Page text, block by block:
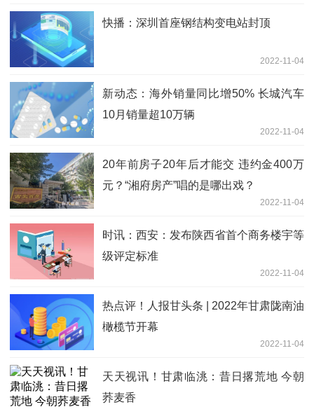
快播：深圳首座钢结构变电站封顶
2022-11-04
新动态：海外销量同比增50% 长城汽车
10月销量超10万辆
2022-11-04
20年前房子20年后才能交 违约金400万
元？“湘府房产”唱的是哪出戏？
2022-11-04
时讯：西安：发布陕西省首个商务楼宇等
级评定标准
2022-11-04
热点评！人报甘头条 | 2022年甘肃陇南油
橄榄节开幕
2022-11-04
天天视讯！甘肃临洮：昔日撂荒地 今朝
荞麦香